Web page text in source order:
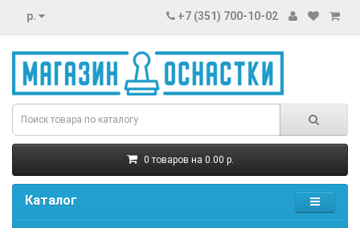
р. +7 (351) 700-10-02
0 товаров на 0.00 р.
Каталог